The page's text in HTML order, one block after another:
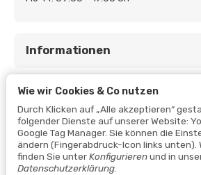
Informationen
Gesetzliche Informationen
Wie wir Cookies & Co nutzen
Durch Klicken auf „Alle akzeptieren“
folgender Dienste auf unserer Website:
Google Tag Manager. Sie können die
ändern (Fingerabdruck-Icon links unten).
finden Sie unterKonfigurierenund in
Datenschutzerklärung.